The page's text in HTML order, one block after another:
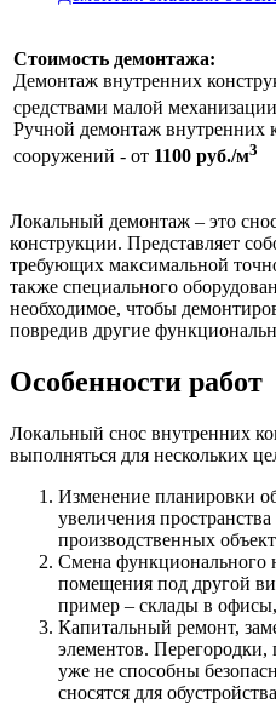
Стоимость демонтажа:
Демонтаж внутренних
средствами малой
Ручной демонтаж внутренних
сооружений - от 1100 руб./м3
Локальный демонтаж – это
конструкции. Представляет
требующих максимальной
также специального
необходимое, чтобы
повредив другие
Особенности работ
Локальный снос внутренних
выполняться для нескольких
Изменение планировки
увеличения
производственных
Смена функционального
помещения под другой
пример – склады в
Капитальный ремонт,
элементов.
уже не способны
сносятся для